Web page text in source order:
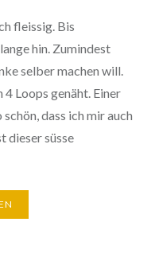
fleissig. Bis
hin. Zumindest
selber machen will.
4 Loops genäht. Einer
dass ich mir auch
dieser süsse